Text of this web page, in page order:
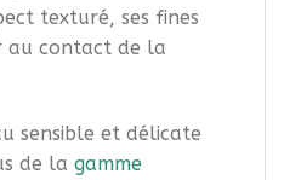
texturé, ses fines
au contact de la
sensible et délicate
de la gamme